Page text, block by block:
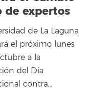
expertos
de La Laguna
el próximo lunes
a la
del Día
contra…